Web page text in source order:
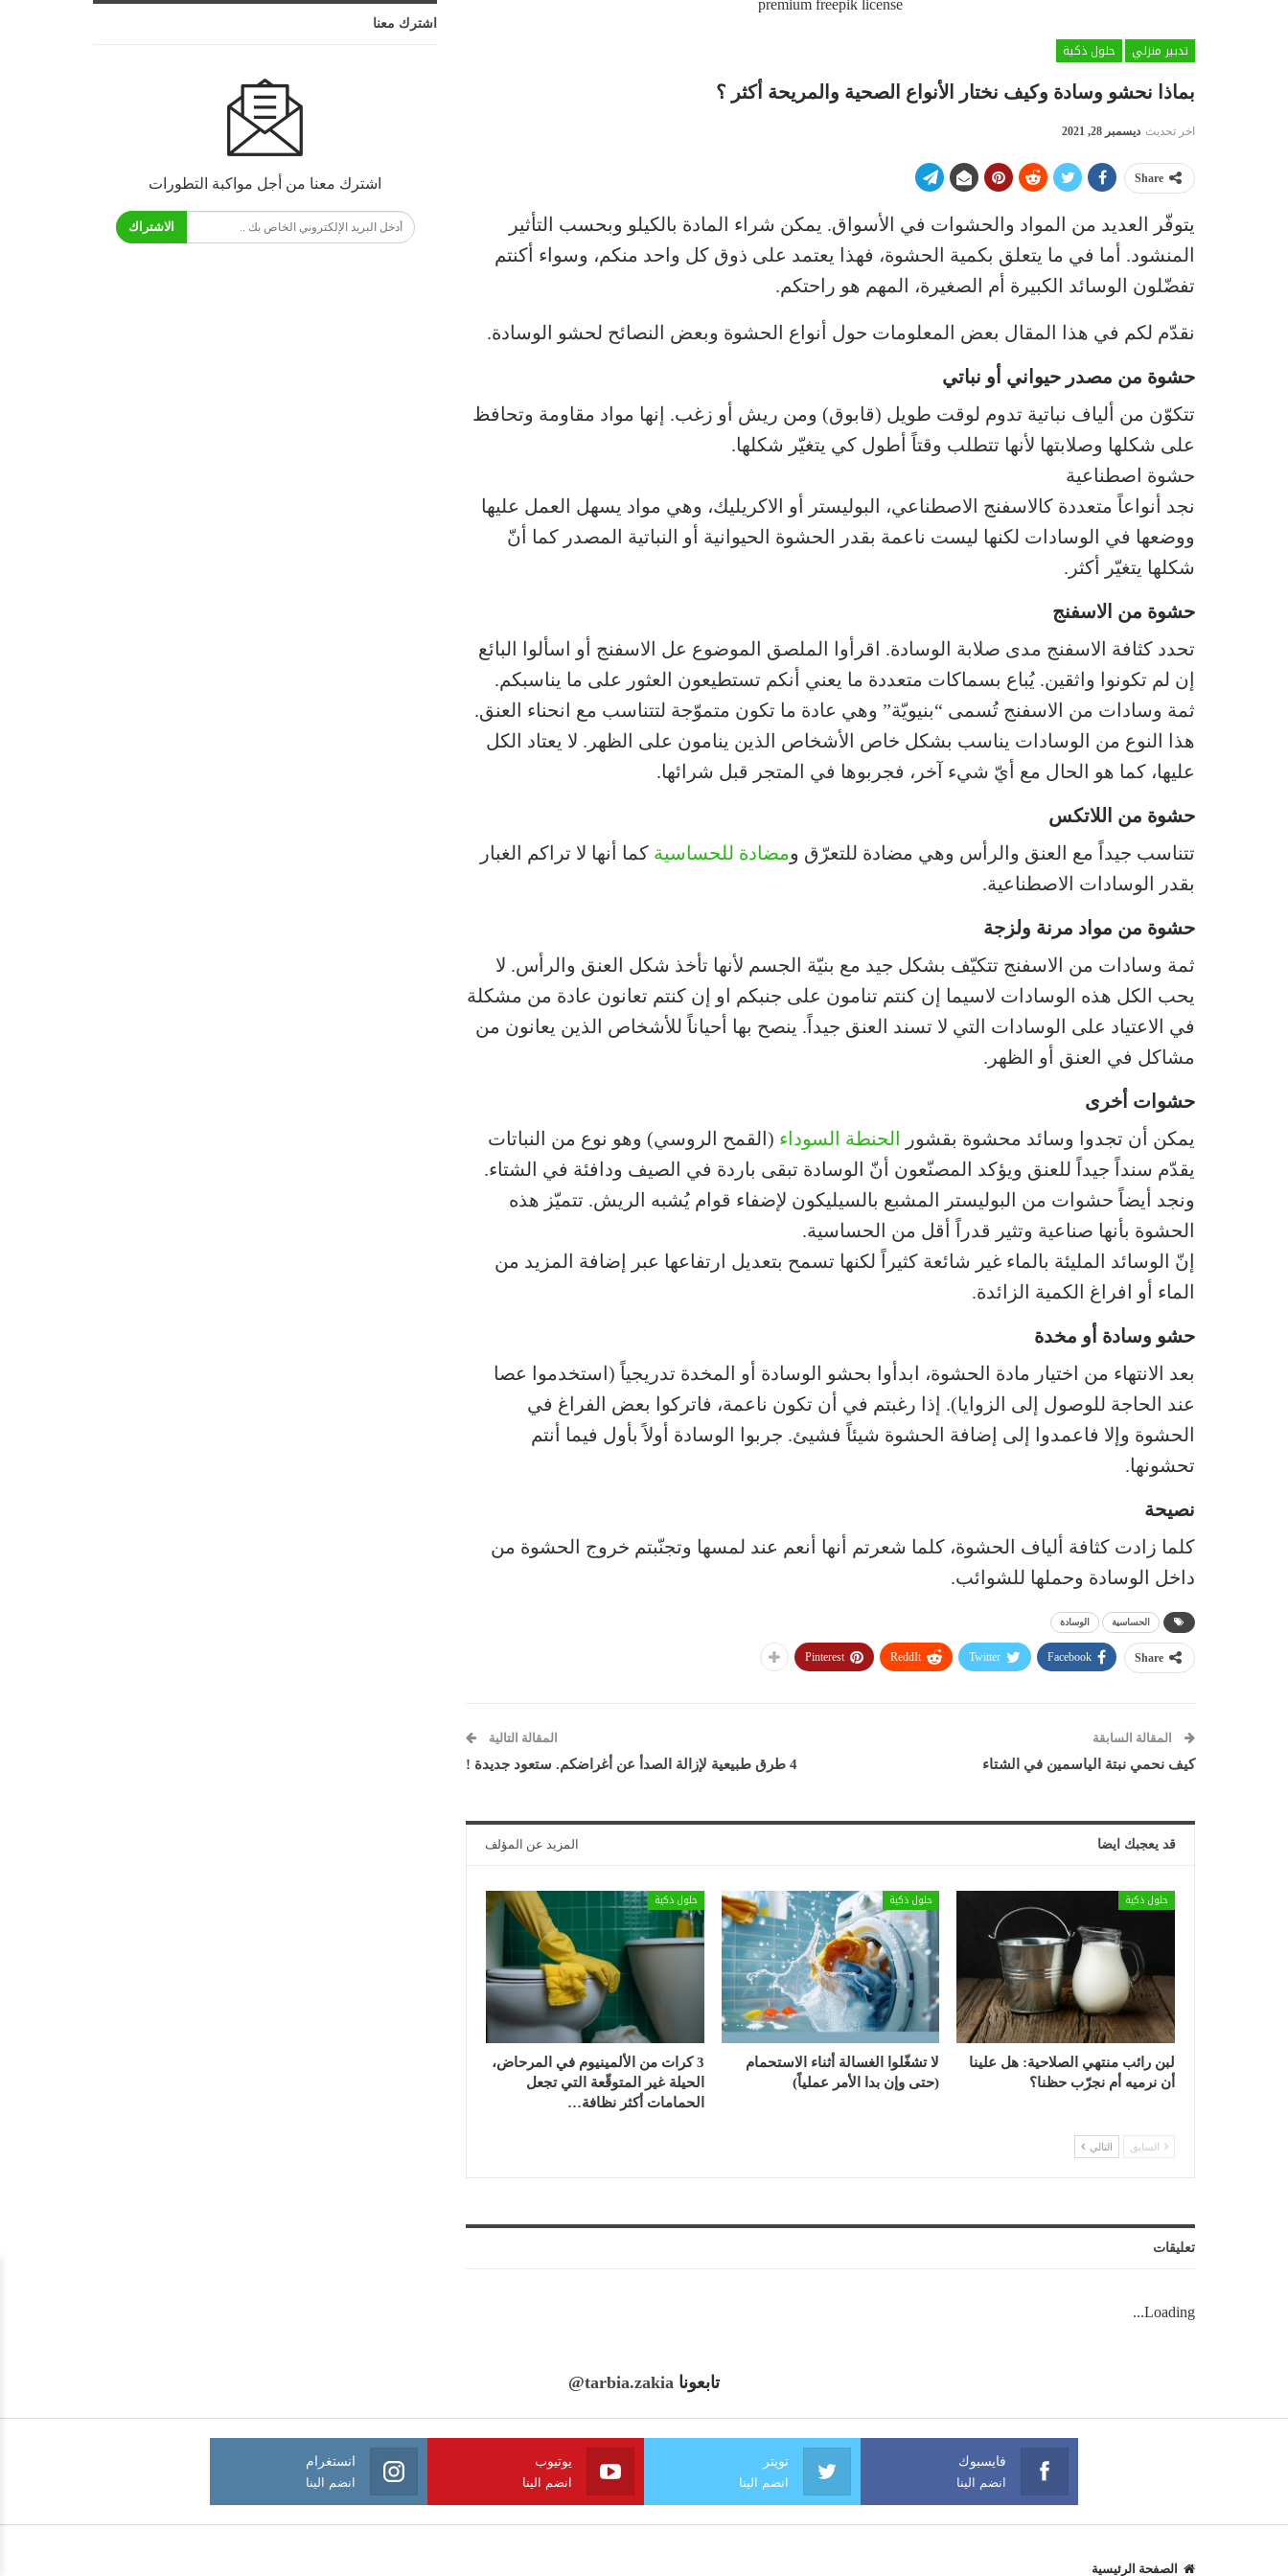
premium freepik license
تدبير منزلي
حلول ذكية
بماذا نحشو وسادة وكيف نختار الأنواع الصحية والمريحة أكثر ؟
اخر تحديث ديسمبر 28, 2021
Share
يتوفّر العديد من المواد والحشوات في الأسواق. يمكن شراء المادة بالكيلو وبحسب التأثير
المنشود. أما في ما يتعلق بكمية الحشوة، فهذا يعتمد على ذوق كل واحد منكم، وسواء أكنتم
تفضّلون الوسائد الكبيرة أم الصغيرة، المهم هو راحتكم.
نقدّم لكم في هذا المقال بعض المعلومات حول أنواع الحشوة وبعض النصائح لحشو الوسادة.
حشوة من مصدر حيواني أو نباتي
تتكوّن من ألياف نباتية تدوم لوقت طويل (قابوق) ومن ريش أو زغب. إنها مواد مقاومة وتحافظ
على شكلها وصلابتها لأنها تتطلب وقتاً أطول كي يتغيّر شكلها.
حشوة اصطناعية
نجد أنواعاً متعددة كالاسفنج الاصطناعي، البوليستر أو الاكريليك، وهي مواد يسهل العمل عليها
ووضعها في الوسادات لكنها ليست ناعمة بقدر الحشوة الحيوانية أو النباتية المصدر كما أنّ
شكلها يتغيّر أكثر.
حشوة من الاسفنج
تحدد كثافة الاسفنج مدى صلابة الوسادة. اقرأوا الملصق الموضوع عل الاسفنج أو اسألوا البائع
إن لم تكونوا واثقين. يُباع بسماكات متعددة ما يعني أنكم تستطيعون العثور على ما يناسبكم.
ثمة وسادات من الاسفنج تُسمى “بنيويّة” وهي عادة ما تكون متموّجة لتتناسب مع انحناء العنق.
هذا النوع من الوسادات يناسب بشكل خاص الأشخاص الذين ينامون على الظهر. لا يعتاد الكل
عليها، كما هو الحال مع أيّ شيء آخر، فجربوها في المتجر قبل شرائها.
حشوة من اللاتكس
تتناسب جيداً مع العنق والرأس وهي مضادة للتعرّق ومضادة للحساسية كما أنها لا تراكم الغبار
بقدر الوسادات الاصطناعية.
حشوة من مواد مرنة ولزجة
ثمة وسادات من الاسفنج تتكيّف بشكل جيد مع بنيّة الجسم لأنها تأخذ شكل العنق والرأس. لا
يحب الكل هذه الوسادات لاسيما إن كنتم تنامون على جنبكم او إن كنتم تعانون عادة من مشكلة
في الاعتياد على الوسادات التي لا تسند العنق جيداً. ينصح بها أحياناً للأشخاص الذين يعانون من
مشاكل في العنق أو الظهر.
حشوات أخرى
يمكن أن تجدوا وسائد محشوة بقشور
الحنطة السوداء (القمح الروسي) وهو نوع من النباتات
يقدّم سنداً جيداً للعنق ويؤكد المصنّعون أنّ الوسادة تبقى باردة في الصيف ودافئة في الشتاء.
ونجد أيضاً حشوات من البوليستر المشبع بالسيليكون لإضفاء قوام يُشبه الريش. تتميّز هذه
الحشوة بأنها صناعية وتثير قدراً أقل من الحساسية.
إنّ الوسائد المليئة بالماء غير شائعة كثيراً لكنها تسمح بتعديل ارتفاعها عبر إضافة المزيد من
الماء أو افراغ الكمية الزائدة.
حشو وسادة أو مخدة
بعد الانتهاء من اختيار مادة الحشوة، ابدأوا بحشو الوسادة أو المخدة تدريجياً (استخدموا عصا
عند الحاجة للوصول إلى الزوايا). إذا رغبتم في أن تكون ناعمة، فاتركوا بعض الفراغ في
الحشوة وإلا فاعمدوا إلى إضافة الحشوة شيئاً فشيئ. جربوا الوسادة أولاً بأول فيما أنتم
تحشونها.
نصيحة
كلما زادت كثافة ألياف الحشوة، كلما شعرتم أنها أنعم عند لمسها وتجنّبتم خروج الحشوة من
داخل الوسادة وحملها للشوائب.
الحساسية الوسادة
Share
Facebook
Twitter
ReddIt
Pinterest
المقالة السابقة
كيف نحمي نبتة الياسمين في الشتاء
المقالة التالية
4 طرق طبيعية لإزالة الصدأ عن أغراضكم. ستعود جديدة !
قد يعجبك ايضا المزيد عن المؤلف
حلول ذكية
لبن رائب منتهي الصلاحية: هل علينا
أن نرميه أم نجرّب حظنا؟
حلول ذكية
لا تشغّلوا الغسالة أثناء الاستحمام
(حتى وإن بدا الأمر عملياً)
حلول ذكية
3 كرات من الألمينيوم في المرحاض،
الحيلة غير المتوقّعة التي تجعل
الحمامات أكثر نظافة…
السابق التالي
تعليقات
Loading...
اشترك معنا
اشترك معنا من أجل مواكبة التطورات
الاشتراك
تابعونا @tarbia.zakia
فايسبوك
انضم الينا
تويتر
انضم الينا
يوتيوب
انضم الينا
انستغرام
انضم الينا
الصفحة الرئيسية